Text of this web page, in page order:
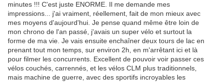
minutes !!! C'est juste ENORME. Il me demande mes
impressions... j'ai vraiment, réellement, fait de mon mieux avec
mes moyens d'aujourd'hui. Je pense quand même être loin de
mon chrono de l'an passé, j'avais un super vélo et surtout la
forme de ma vie. Je vais ensuite enchaîner deux tours de lac en
prenant tout mon temps, sur environ 2h, en m'arrêtant ici et là
pour filmer les concurrents. Excellent de pouvoir voir passer ces
vélos couchés, carrennés, et les vélos CLM plus traditionnels,
mais machine de guerre, avec des sportifs incroyables les